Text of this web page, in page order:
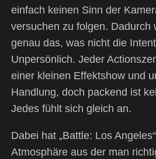
einfach keinen Sinn der
versuchen zu folgen. Dadurch
genau das, was nicht die
Unpersönlich. Jeder
einer kleinen Effektshow und
Handlung, doch packend ist
Jedes fühlt sich gleich an.
Dabei hat „Battle: Los
Atmosphäre aus der man